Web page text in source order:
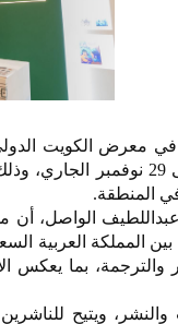
أرض المعارض الدولية بدولة الكويت، خلال
المنطقة.
عبداللطيف الواصل،
بين المملكة العربية
والترجمة، بما يعكس
ويتيح